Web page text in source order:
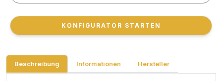
KONFIGURATOR STARTEN
KONFIGURATOR STARTEN
Beschreibung Informationen Hersteller